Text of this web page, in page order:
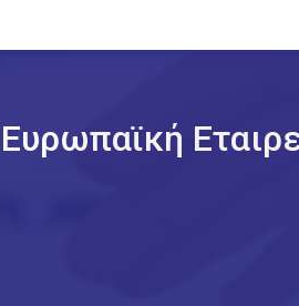
Ευρωπαϊκή